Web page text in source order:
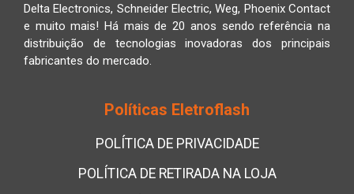
Delta Electronics, Schneider Electric, Weg, Phoenix Contact
e muito mais! Há mais de 20 anos sendo referência na
distribuição de tecnologias inovadoras dos principais
fabricantes do mercado.
Políticas Eletroflash
POLÍTICA DE PRIVACIDADE
POLÍTICA DE RETIRADA NA LOJA